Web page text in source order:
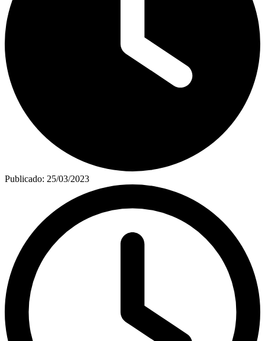
Publicado: 25/03/2023